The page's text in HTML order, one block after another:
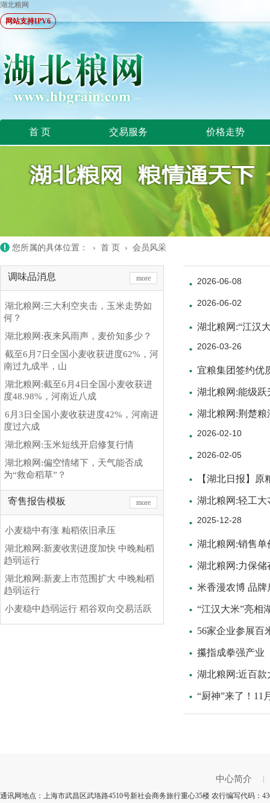
湖北粮网
网站支持IPV6
首 页 交易服务 价格走势
您所属的具体位置： › 首 页 › 会员风采
调味品消息 more
湖北粮网:三大利空夹击，玉米走势如
何？
湖北粮网:夜来风雨声，麦价知多少？
截至6月7日全国小麦收获进度62%，河
南过九成半，山
湖北粮网:截至6月4日全国小麦收获进
度48.98%，河南近八成
6月3日全国小麦收获进度42%，河南进
度过六成
湖北粮网:玉米短线开启修复行情
湖北粮网:偏空情绪下，天气能否成
为“救命稻草”？
寄售报告模板 more
小麦稳中有涨 籼稻依旧承压
湖北粮网:新麦收割进度加快 中晚籼稻
趋弱运行
湖北粮网:新麦上市范围扩大 中晚籼稻
趋弱运行
小麦稳中趋弱运行 稻谷双向交易活跃
2026-06-08
2026-06-02
湖北粮网:“江汉
2026-03-26
宜粮集团签约优
湖北粮网:能级跃
湖北粮网:荆楚
2026-02-10
2026-02-05
【湖北日报】
湖北粮网:轻工大
2025-12-28
湖北粮网:销售单
湖北粮网:力保储
米香漫农博 品
“江汉大米”亮相
56家企业参展百
攥指成拳强产
湖北粮网:近百款
“厨神”来了！11
中心简介
通讯网地点：上海市武昌区武珞路4510号新社会商务旅行重心35楼 农行编写代码：